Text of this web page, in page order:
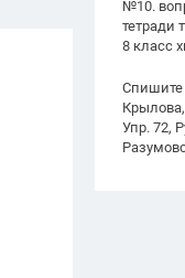
№10.
тетради
8 класс
Спишите
Упр. 72,